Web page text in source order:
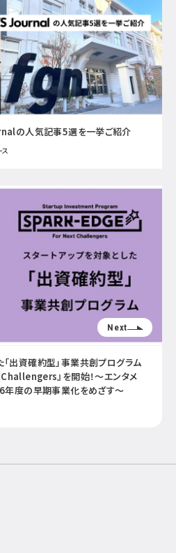
の人気記事5選を一挙ご紹介
Next
「出資確約型」事業共創プログラム
』を開始！～エンタメ
度の早期事業化をめざす～